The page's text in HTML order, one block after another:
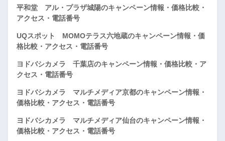
平和堂 アル・プラザ城陽のキャンペーン情報・価格比較・
アクセス・電話番号
UQスポット MOMOテラス六地蔵のキャンペーン情報・価
格比較・アクセス・電話番号
ヨドバシカメラ 千葉店のキャンペーン情報・価格比較・ア
クセス・電話番号
ヨドバシカメラ マルチメディア京都のキャンペーン情報・
価格比較・アクセス・電話番号
ヨドバシカメラ マルチメディア仙台のキャンペーン情報・
価格比較・アクセス・電話番号